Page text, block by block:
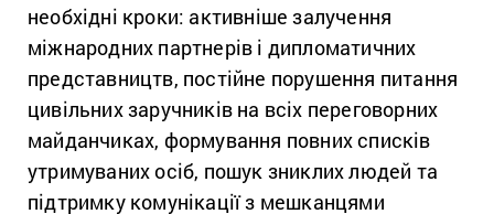
необхідні кроки: активніше залучення
міжнародних партнерів і дипломатичних
представництв, постійне порушення питання
цивільних заручників на всіх переговорних
майданчиках, формування повних списків
утримуваних осіб, пошук зниклих людей та
підтримку комунікації з мешканцями